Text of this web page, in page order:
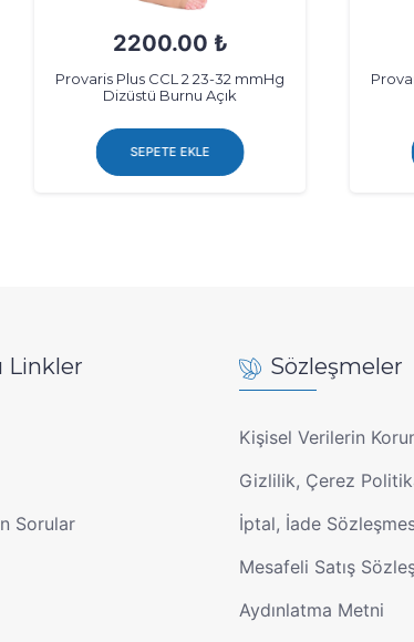
2200.00 ₺
Provaris Plus CCL 2 23-32 mmHg
Dizüstü Burnu Açık
SEPETE EKLE
Linkler
Sorular
Sözleşmeler
Kişisel Verilerin
Gizlilik, Çerez
İptal, İade
Mesafeli Satış
Aydınlatma Metni